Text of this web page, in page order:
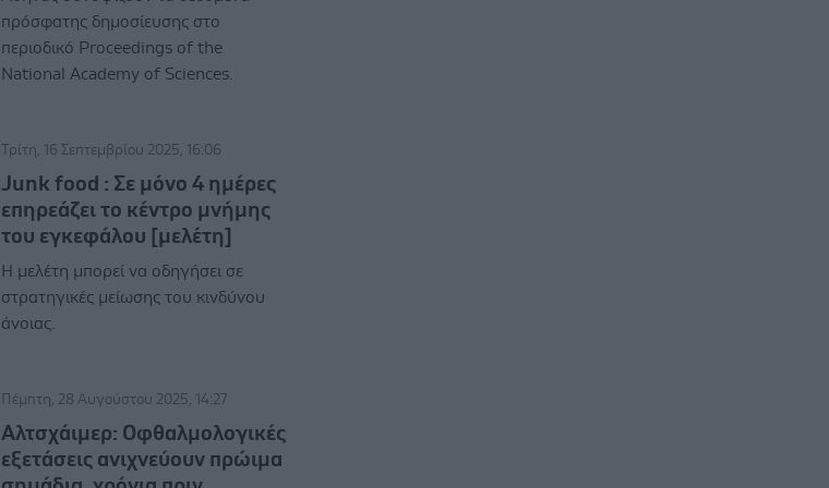
πρόσφατης δημοσίευσης στο
περιοδικό Proceedings of the
National Academy of Sciences.
Τρίτη, 16 Σεπτεμβρίου 2025, 16:06
Junk food : Σε μόνο 4 ημέρες
επηρεάζει το κέντρο μνήμης
του εγκεφάλου [μελέτη]
Η μελέτη μπορεί να οδηγήσει σε
στρατηγικές μείωσης του κινδύνου
άνοιας.
Πέμπτη, 28 Αυγούστου 2025, 14:27
Αλτσχάιμερ: Οφθαλμολογικές
εξετάσεις ανιχνεύουν πρώιμα